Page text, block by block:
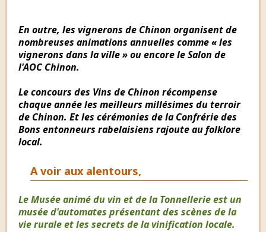
En outre, les vignerons de Chinon organisent de
nombreuses animations annuelles comme « les
vignerons dans la ville » ou encore le Salon de
l'AOC Chinon.
Le concours des Vins de Chinon récompense
chaque année les meilleurs millésimes du terroir
de Chinon. Et les cérémonies de la Confrérie des
Bons entonneurs rabelaisiens rajoute au folklore
local.
A voir aux alentours,
Le Musée animé du vin et de la Tonnellerie est un
musée d'automates présentant des scènes de la
vie rurale et les secrets de la vinification locale.